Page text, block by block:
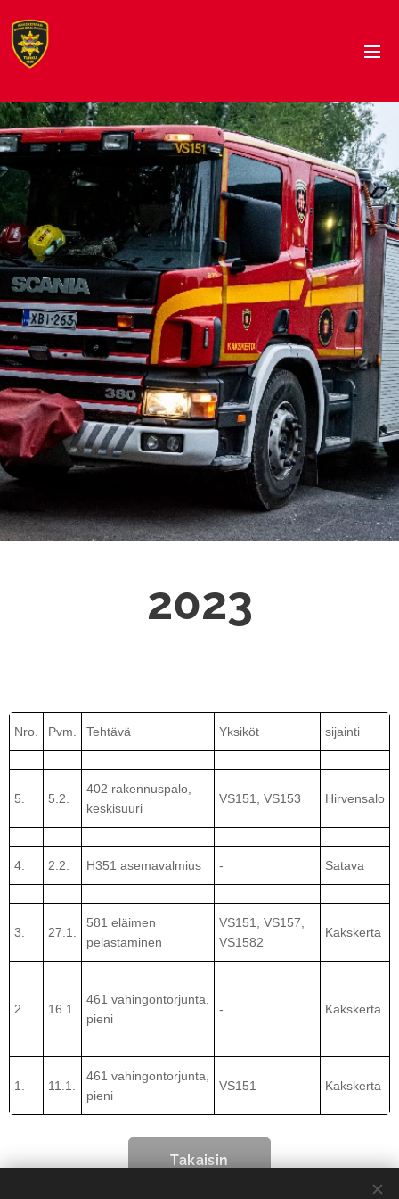
2023
Nro. Pvm. Tehtävä Yksiköt sijainti
5. 5.2.
402 rakennuspalo,
keskisuuri
VS151, VS153 Hirvensalo
4. 2.2. H351 asemavalmius - Satava
3. 27.1.
581 eläimen
pelastaminen
VS151, VS157,
VS1582
Kakskerta
2. 16.1.
461 vahingontorjunta,
pieni
- Kakskerta
1. 11.1.
461 vahingontorjunta,
pieni
VS151 Kakskerta
Takaisin